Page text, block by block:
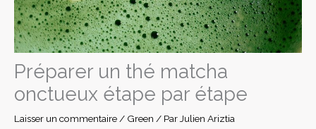
Préparer un thé matcha
onctueux étape par étape
Laisser un commentaire / Green / Par Julien Ariztia